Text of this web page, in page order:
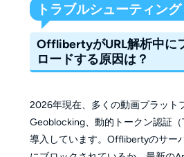
トラブルシューティン
OfflibertyがURL解析中に
ロードする原因は？
2026年現在、多くの動画プラット
Geoblocking、動的トークン認証
導入しています。Offlibertyのサー